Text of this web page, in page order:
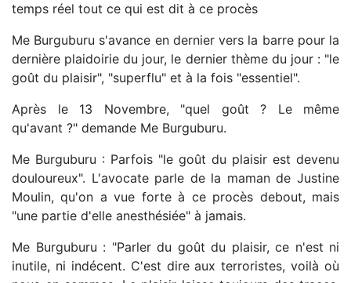
temps réel tout ce qui est dit à ce procès
Me Burguburu s'avance en dernier vers la barre pour la
dernière plaidoirie du jour, le dernier thème du jour : "le
goût du plaisir", "superflu" et à la fois "essentiel".
Après le 13 Novembre, "quel goût ? Le même
qu'avant ?" demande Me Burguburu.
Me Burguburu : Parfois "le goût du plaisir est devenu
douloureux". L'avocate parle de la maman de Justine
Moulin, qu'on a vue forte à ce procès debout, mais
"une partie d'elle anesthésiée" à jamais.
Me Burguburu : "Parler du goût du plaisir, ce n'est ni
inutile, ni indécent. C'est dire aux terroristes, voilà où